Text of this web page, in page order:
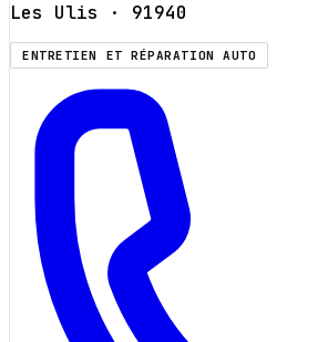
Les Ulis · 91940
ENTRETIEN ET RÉPARATION AUTO